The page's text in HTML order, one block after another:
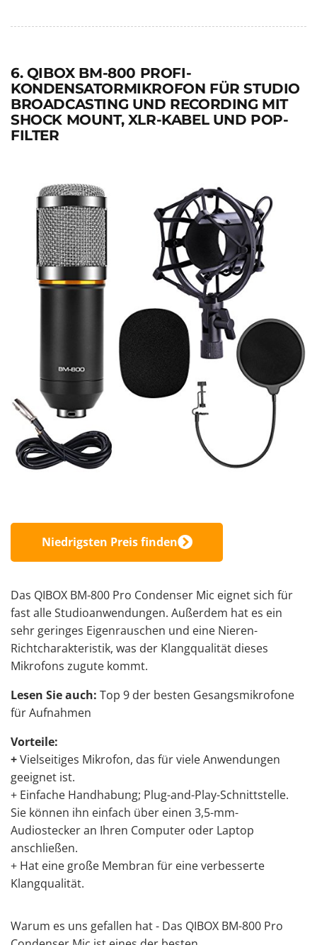
6. QIBOX BM-800 PROFI-
KONDENSATORMIKROFON FÜR STUDIO
BROADCASTING UND RECORDING MIT
SHOCK MOUNT, XLR-KABEL UND POP-
FILTER
Niedrigsten Preis finden
Das QIBOX BM-800 Pro Condenser Mic eignet sich für
fast alle Studioanwendungen. Außerdem hat es ein
sehr geringes Eigenrauschen und eine Nieren-
Richtcharakteristik, was der Klangqualität dieses
Mikrofons zugute kommt.
Lesen Sie auch: Top 9 der besten Gesangsmikrofone
für Aufnahmen
Vorteile:
+Vielseitiges Mikrofon, das für viele Anwendungen
geeignet ist.
+ Einfache Handhabung; Plug-and-Play-Schnittstelle.
Sie können ihn einfach über einen 3,5-mm-
Audiostecker an Ihren Computer oder Laptop
anschließen.
+ Hat eine große Membran für eine verbesserte
Klangqualität.
Warum es uns gefallen hat - Das QIBOX BM-800 Pro